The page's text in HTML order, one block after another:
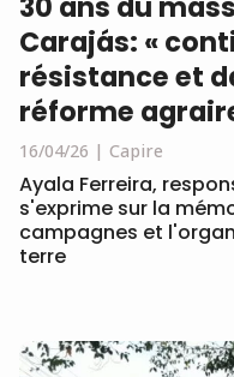
Carajás: «
résistance et
réforme
16/04/26 Capire
Ayala Ferreira,
s'exprime sur la
campagnes et
terre